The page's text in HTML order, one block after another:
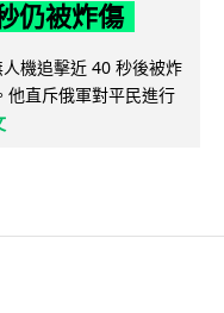
仍被炸傷
機追擊近 40 秒後被炸
他直斥俄軍對平民進行